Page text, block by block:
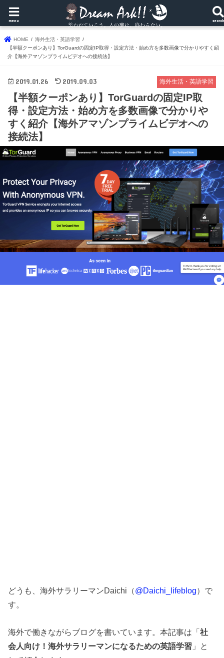
search
menu
HOME
海外生活・英語学習
【半額クーポンあり】TorGuardの固定IP取得・設定方法・始め方を多数画像で分かりやすく紹
介【海外アマゾンプライムビデオへの接続法】
海外生活・英語学習
2019.01.26 2019.09.03
【半額クーポンあり】TorGuardの固定IP取
得・設定方法・始め方を多数画像で分かりや
すく紹介【海外アマゾンプライムビデオへの
接続法】
どうも、海外サラリーマンDaichi（@Daichi_lifeblog）で
す。
海外で働きながらブログを書いています。本記事は「社
会人向け！海外サラリーマンになるための英語学習 」と